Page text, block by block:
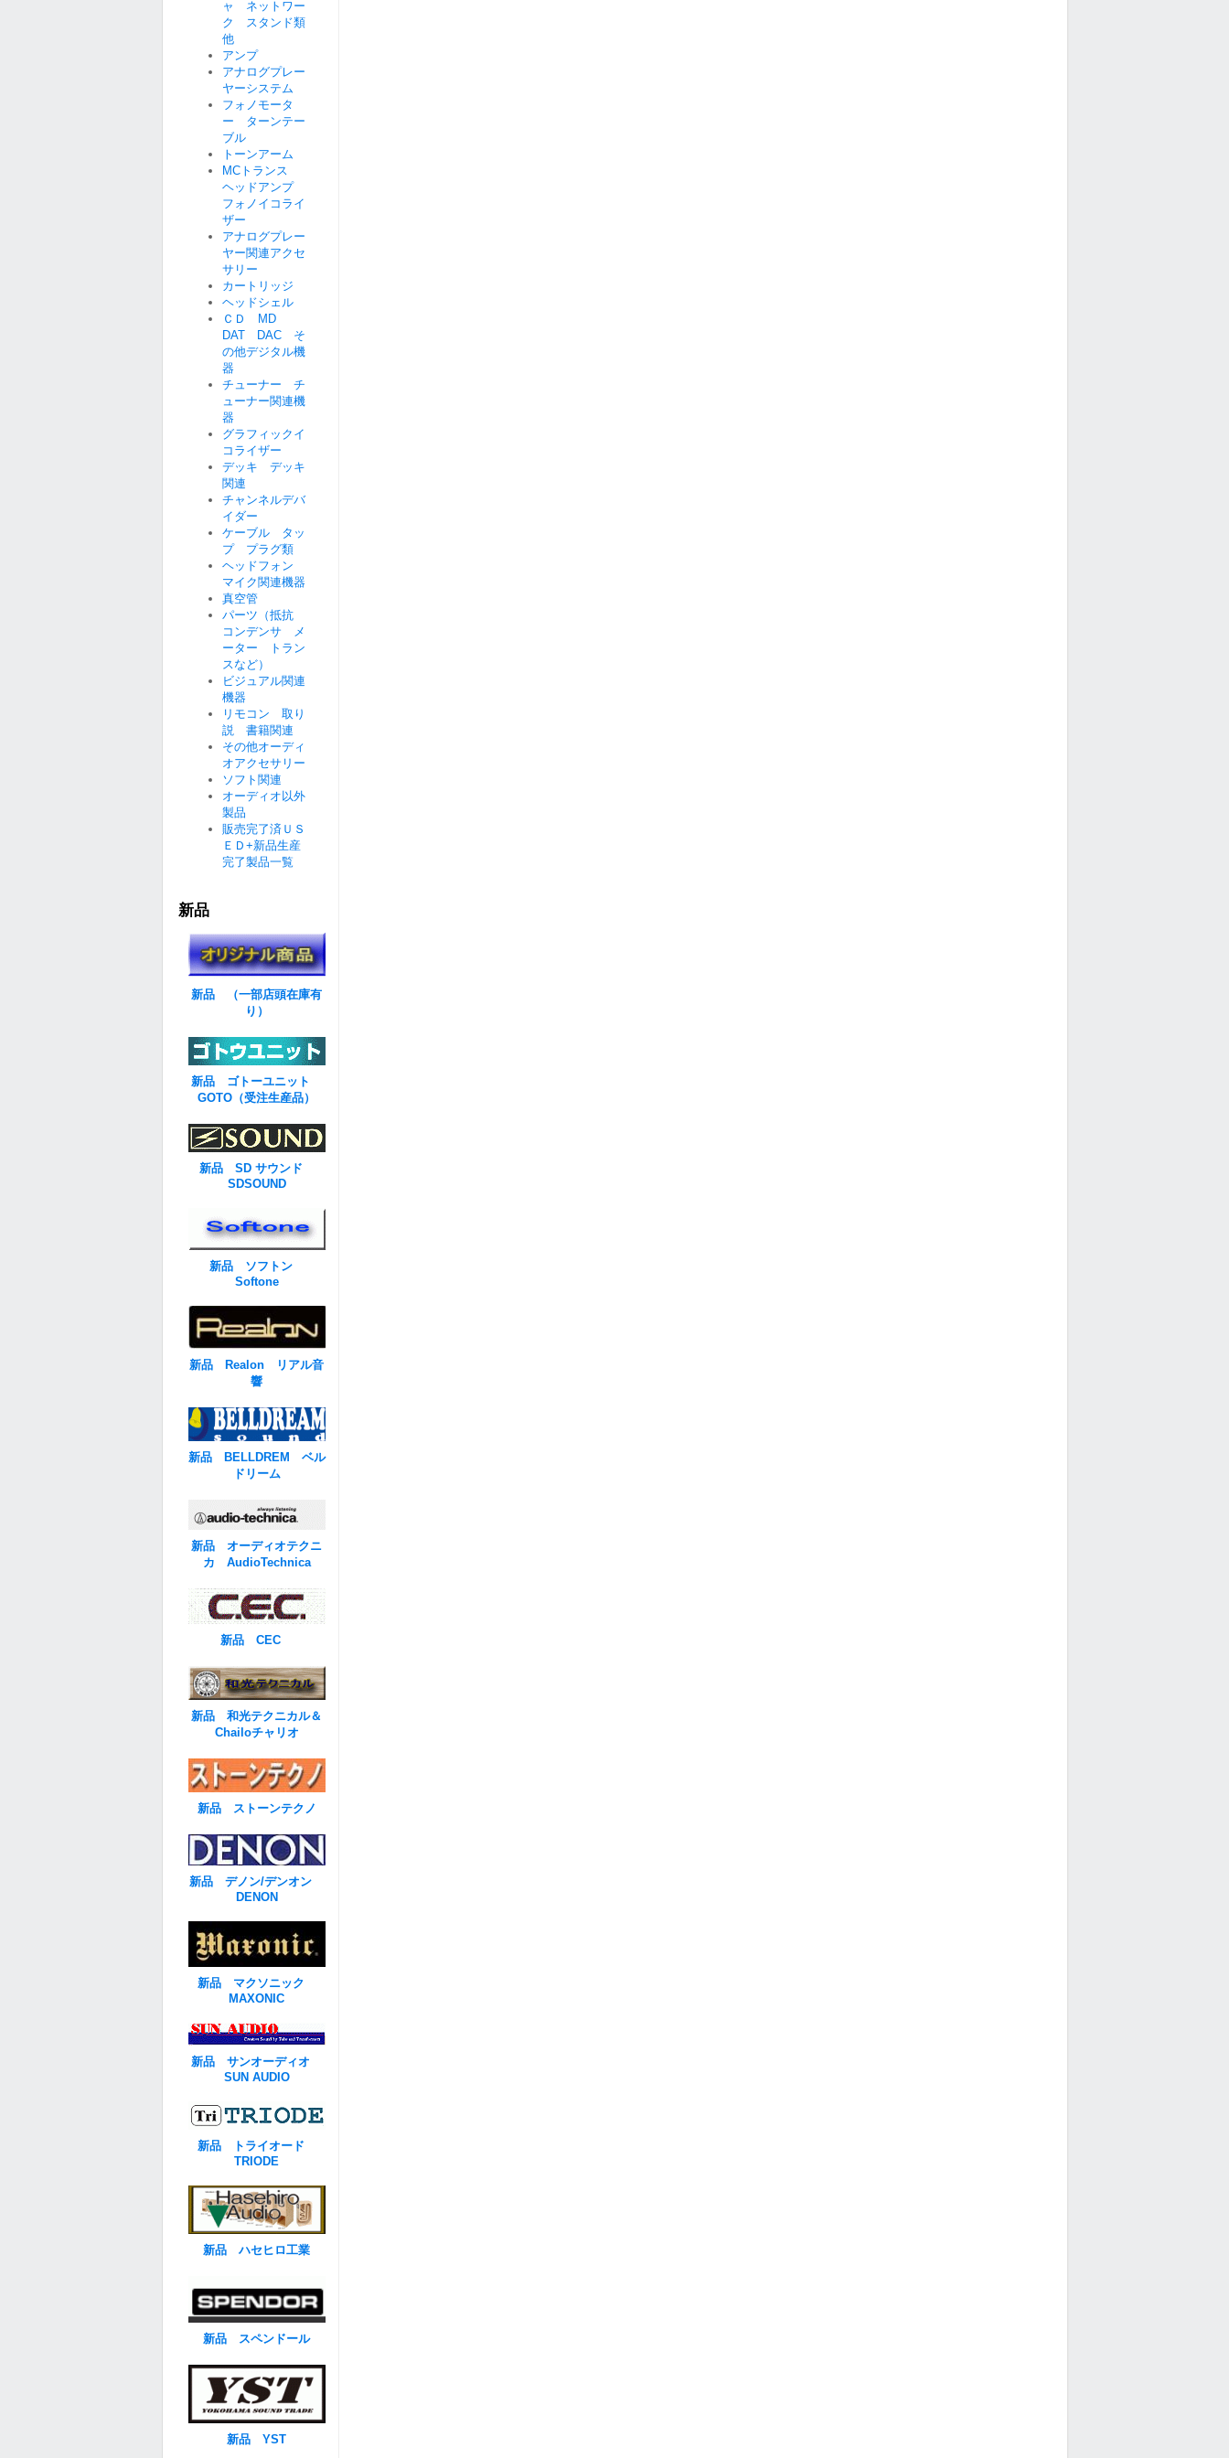
ャ ネットワー
ク スタンド類
他
アンプ
アナログプレー
ヤーシステム
フォノモータ
ー ターンテー
ブル
トーンアーム
MCトランス
ヘッドアンプ
フォノイコライ
ザー
アナログプレー
ヤー関連アクセ
サリー
カートリッジ
ヘッドシェル
ＣＤ MD
DAT DAC そ
の他デジタル機
器
チューナー チ
ューナー関連機
器
グラフィックイ
コライザー
デッキ デッキ
関連
チャンネルデバ
イダー
ケーブル タッ
プ プラグ類
ヘッドフォン
マイク関連機器
真空管
パーツ（抵抗
コンデンサ メ
ーター トラン
スなど）
ビジュアル関連
機器
リモコン 取り
説 書籍関連
その他オーディ
オアクセサリー
ソフト関連
オーディオ以外
製品
販売完了済ＵＳ
ＥＤ+新品生産
完了製品一覧
新品
新品 （一部店頭在庫有
り）
新品 ゴトーユニット
GOTO（受注生産品）
新品 SD サウンド
SDSOUND
新品 ソフトン
Softone
新品 Realon リアル音
響
新品 BELLDREM ベル
ドリーム
新品 オーディオテクニ
カ AudioTechnica
新品 CEC
新品 和光テクニカル＆
Chailoチャリオ
新品 ストーンテクノ
新品 デノン/デンオン
DENON
新品 マクソニック
MAXONIC
新品 サンオーディオ
SUN AUDIO
新品 トライオード
TRIODE
新品 ハセヒロ工業
新品 スペンドール
新品 YST